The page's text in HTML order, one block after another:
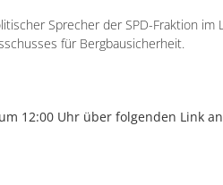
Sprecher der SPD-Fraktion im
für Bergbausicherheit.
12:00 Uhr über folgenden Link